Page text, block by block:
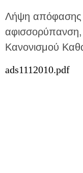
Λήψη απόφασης
Κανονισμού
ads1112010.pdf